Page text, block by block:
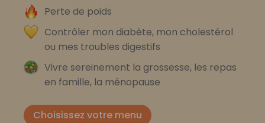
Perte de poids
Contrôler mon diabète, mon cholestérol
ou mes troubles digestifs
Vivre sereinement la grossesse, les repas
en famille, la ménopause
Choisissez votre menu